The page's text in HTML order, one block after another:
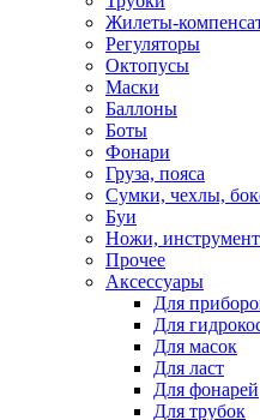
Жилеты-
Регуляторы
Октопусы
Маски
Баллоны
Боты
Фонари
Груза, пояса
Сумки, чехлы,
Буи
Ножи,
Прочее
Аксессуары
Для
Для
Для масок
Для ласт
Для фонарей
Для трубок